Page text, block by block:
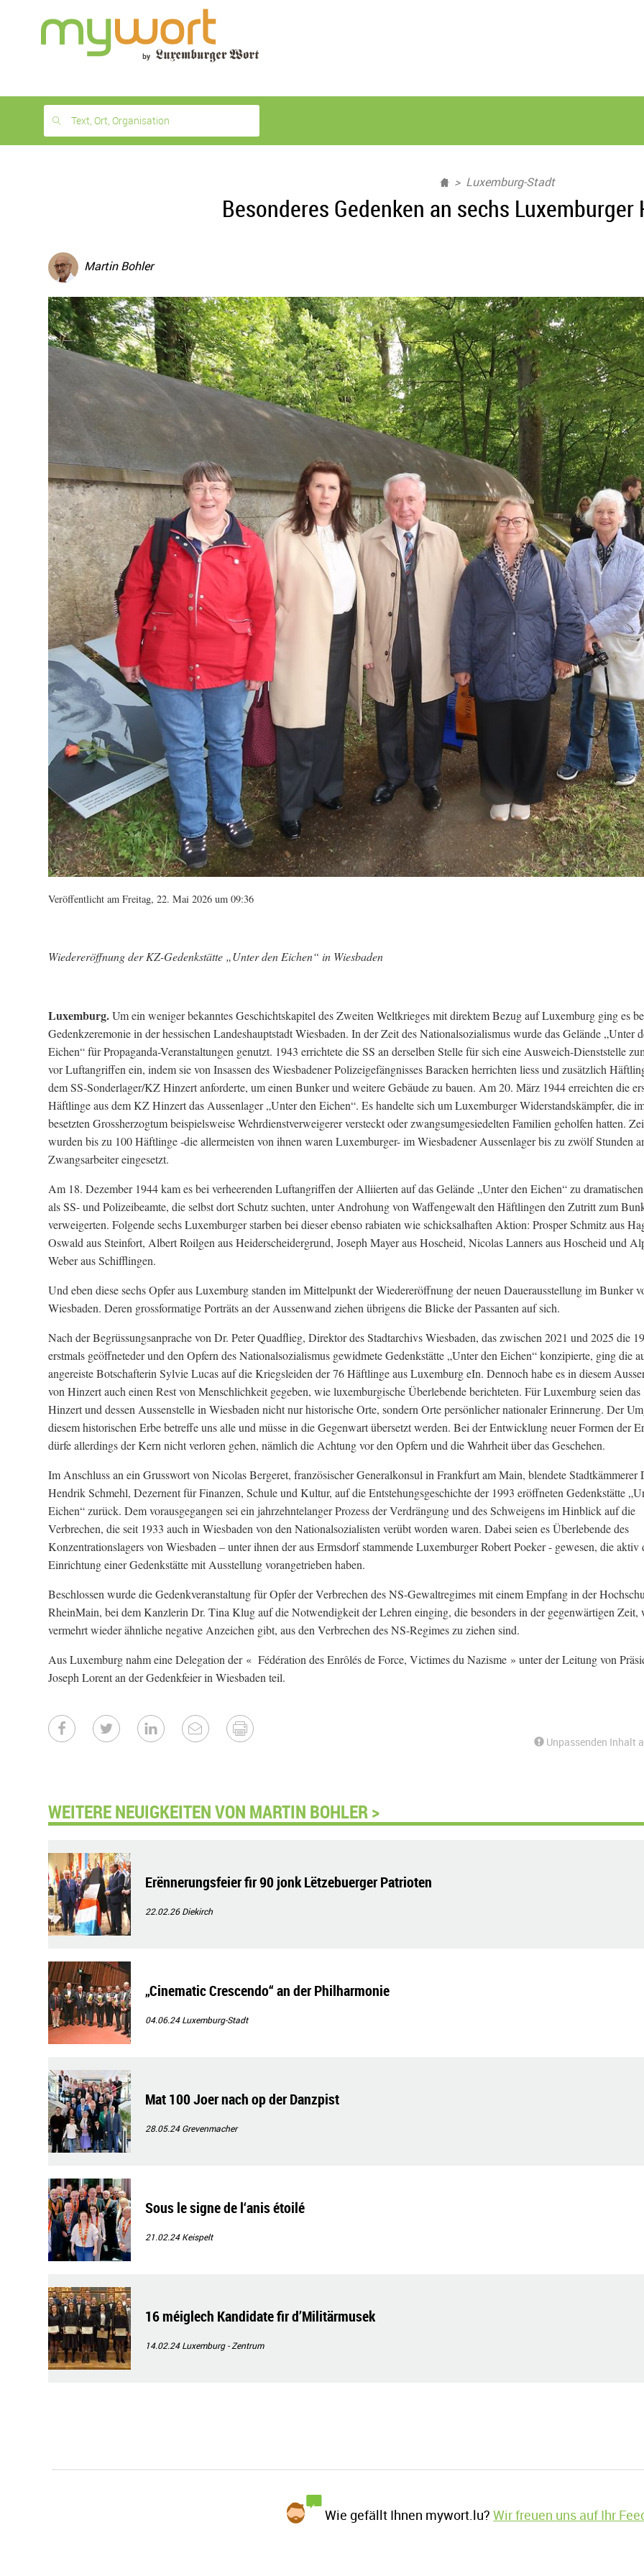
month
free
Text, Ort, Organisation
Luxemburg-Stadt
Besonderes Gedenken an sechs
Martin Bohler
Veröffentlicht am Freitag, 22. Mai 2026 um 09:36
Wiedereröffnung der KZ-Gedenkstätte „Unter den Eichen“ in Wiesbaden
Luxemburg.Um ein weniger bekanntes Geschichtskapitel des Zweiten Weltkrieges mit direktem Bezug auf Luxemburg ging es
Gedenkzeremonie in der hessischen Landeshauptstadt Wiesbaden. In der Zeit des Nationalsozialismus wurde das Gelände „Unter
Eichen“ für Propaganda-Veranstaltungen genutzt. 1943 errichtete die SS an derselben Stelle für sich eine Ausweich-Dienststelle
vor Luftangriffen ein, indem sie von Insassen des Wiesbadener Polizeigefängnisses Baracken herrichten liess und zusätzlich
dem SS-Sonderlager/KZ Hinzert anforderte, um einen Bunker und weitere Gebäude zu bauen. Am 20. März 1944 erreichten die
Häftlinge aus dem KZ Hinzert das Aussenlager „Unter den Eichen“. Es handelte sich um Luxemburger Widerstandskämpfer, die
besetzten Grossherzogtum beispielsweise Wehrdienstverweigerer versteckt oder zwangsumgesiedelten Familien geholfen hatten.
wurden bis zu 100 Häftlinge -die allermeisten von ihnen waren Luxemburger- im Wiesbadener Aussenlager bis zu zwölf Stunden
Zwangsarbeiter eingesetzt.
Am 18. Dezember 1944 kam es bei verheerenden Luftangriffen der Alliierten auf das Gelände „Unter den Eichen“ zu
als SS- und Polizeibeamte, die selbst dort Schutz suchten, unter Androhung von Waffengewalt den Häftlingen den Zutritt zum
verweigerten. Folgende sechs Luxemburger starben bei dieser ebenso rabiaten wie schicksalhaften Aktion: Prosper Schmitz aus
Oswald aus Steinfort, Albert Roilgen aus Heiderscheidergrund, Joseph Mayer aus Hoscheid, Nicolas Lanners aus Hoscheid und
Weber aus Schifflingen.
Und eben diese sechs Opfer aus Luxemburg standen im Mittelpunkt der Wiedereröffnung der neuen Dauerausstellung im Bunker
Wiesbaden. Deren grossformatige Porträts an der Aussenwand ziehen übrigens die Blicke der Passanten auf sich.
Nach der Begrüssungsanprache von Dr. Peter Quadflieg, Direktor des Stadtarchivs Wiesbaden, das zwischen 2021 und 2025 die
erstmals geöffneteder und den Opfern des Nationalsozialismus gewidmete Gedenkstätte „Unter den Eichen“ konzipierte, ging die
angereiste Botschafterin Sylvie Lucas auf die Kriegsleiden der 76 Häftlinge aus Luxemburg eIn. Dennoch habe es in diesem
von Hinzert auch einen Rest von Menschlichkeit gegeben, wie luxemburgische Überlebende berichteten. Für Luxemburg seien
Hinzert und dessen Aussenstelle in Wiesbaden nicht nur historische Orte, sondern Orte persönlicher nationaler Erinnerung. Der
diesem historischen Erbe betreffe uns alle und müsse in die Gegenwart übersetzt werden. Bei der Entwicklung neuer Formen der
dürfe allerdings der Kern nicht verloren gehen, nämlich die Achtung vor den Opfern und die Wahrheit über das Geschehen.
Im Anschluss an ein Grusswort von Nicolas Bergeret, französischer Generalkonsul in Frankfurt am Main, blendete Stadtkämmerer
Hendrik Schmehl, Dezernent für Finanzen, Schule und Kultur, auf die Entstehungsgeschichte der 1993 eröffneten Gedenkstätte
Eichen“ zurück. Dem vorausgegangen sei ein jahrzehntelanger Prozess der Verdrängung und des Schweigens im Hinblick auf die
Verbrechen, die seit 1933 auch in Wiesbaden von den Nationalsozialisten verübt worden waren. Dabei seien es Überlebende des
Konzentrationslagers von Wiesbaden – unter ihnen der aus Ermsdorf stammende Luxemburger Robert Poeker - gewesen, die aktiv
Einrichtung einer Gedenkstätte mit Ausstellung vorangetrieben haben.
Beschlossen wurde die Gedenkveranstaltung für Opfer der Verbrechen des NS-Gewaltregimes mit einem Empfang in der
RheinMain, bei dem Kanzlerin Dr. Tina Klug auf die Notwendigkeit der Lehren einging, die besonders in der gegenwärtigen Zeit,
vermehrt wieder ähnliche negative Anzeichen gibt, aus den Verbrechen des NS-Regimes zu ziehen sind.
Aus Luxemburg nahm eine Delegation der « Fédération des Enrôlés de Force, Victimes du Nazisme » unter der Leitung von
Joseph Lorent an der Gedenkfeier in Wiesbaden teil.
Unpassenden Inhalt
WEITERE NEUIGKEITEN VON MARTIN BOHLER >
Erënnerungsfeier fir 90 jonk Lëtzebuerger Patrioten
22.02.26Diekirch
„Cinematic Crescendo“ an der Philharmonie
04.06.24Luxemburg-Stadt
Mat 100 Joer nach op der Danzpist
28.05.24Grevenmacher
Sous le signe de l‘anis étoilé
21.02.24Keispelt
16 méiglech Kandidate fir d’Militärmusek
14.02.24Luxemburg - Zentrum
Wie gefällt Ihnen mywort.lu?Wir freuen uns auf Ihr